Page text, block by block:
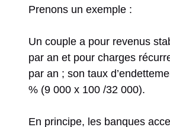
Prenons un exemple :
Un couple a pour revenus
par an et pour charges
par an ; son taux
% (9 000 x 100 /32 000).
En principe, les banques